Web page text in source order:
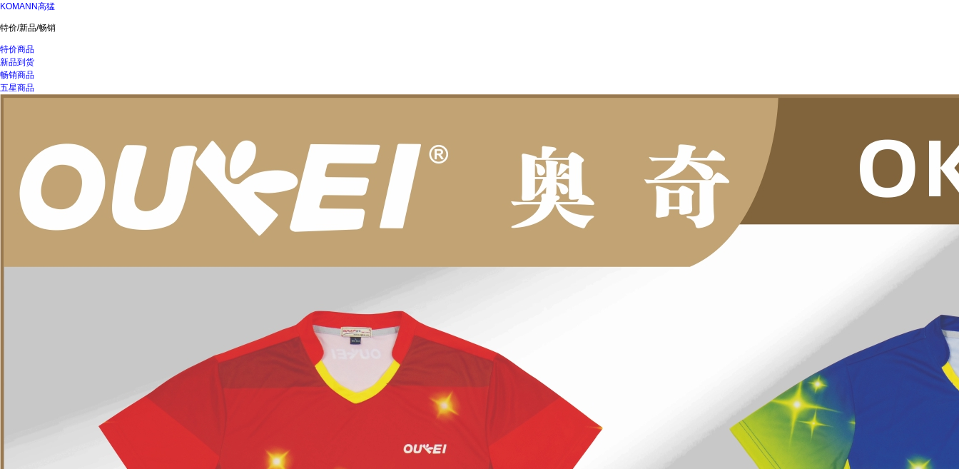
KOMANN高猛
特价/新品/畅销
特价商品
新品到货
畅销商品
五星商品